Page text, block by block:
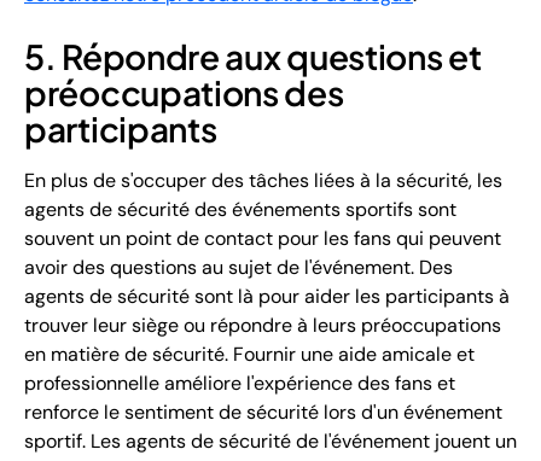
5. Répondre aux questions et
préoccupations des
participants
En plus de s'occuper des tâches liées à la sécurité, les
agents de sécurité des événements sportifs sont
souvent un point de contact pour les fans qui peuvent
avoir des questions au sujet de l'événement. Des
agents de sécurité sont là pour aider les participants à
trouver leur siège ou répondre à leurs préoccupations
en matière de sécurité. Fournir une aide amicale et
professionnelle améliore l'expérience des fans et
renforce le sentiment de sécurité lors d'un événement
sportif. Les agents de sécurité de l'événement jouent un